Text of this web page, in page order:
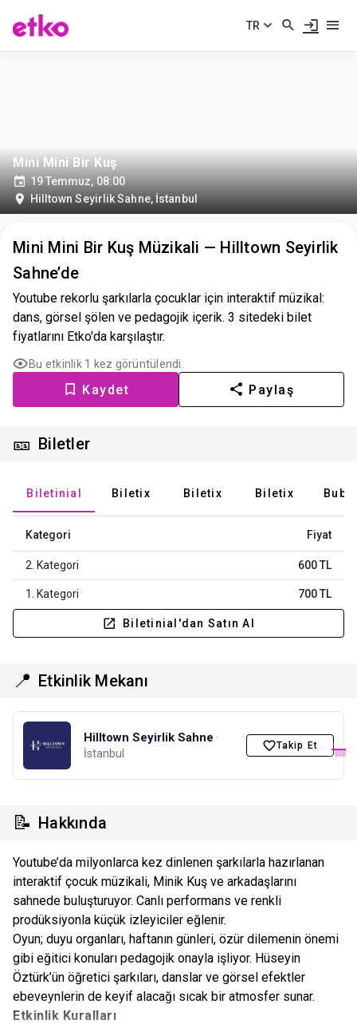
TR
Mini Mini Bir Kuş
19 Temmuz, 08:00
Hilltown Seyirlik Sahne, İstanbul
Mini Mini Bir Kuş Müzikali — Hilltown Seyirlik
Sahne’de
Youtube rekorlu şarkılarla çocuklar için interaktif müzikal:
dans, görsel şölen ve pedagojik içerik. 3 sitedeki bilet
fiyatlarını Etko'da karşılaştır.
Bu etkinlik 1 kez görüntülendi.
Kaydet Paylaş
🎫 Biletler
Biletinial Biletix Biletix Biletix
Kategori Fiyat
2. Kategori 600 TL
1. Kategori 700 TL
Biletinial'dan Satın Al
📍 Etkinlik Mekanı
Hilltown Seyirlik Sahne ·
İstanbul
Takip Et
📝 Hakkında
Youtube’da milyonlarca kez dinlenen şarkılarla hazırlanan
interaktif çocuk müzikali, Minik Kuş ve arkadaşlarını
sahnede buluşturuyor. Canlı performans ve renkli
prodüksiyonla küçük izleyiciler eğlenir.
Oyun; duyu organları, haftanın günleri, özür dilemenin önemi
gibi eğitici konuları pedagojik onayla işliyor. Hüseyin
Öztürk’ün öğretici şarkıları, danslar ve görsel efektler
ebeveynlerin de keyif alacağı sıcak bir atmosfer sunar.
Etkinlik Kuralları